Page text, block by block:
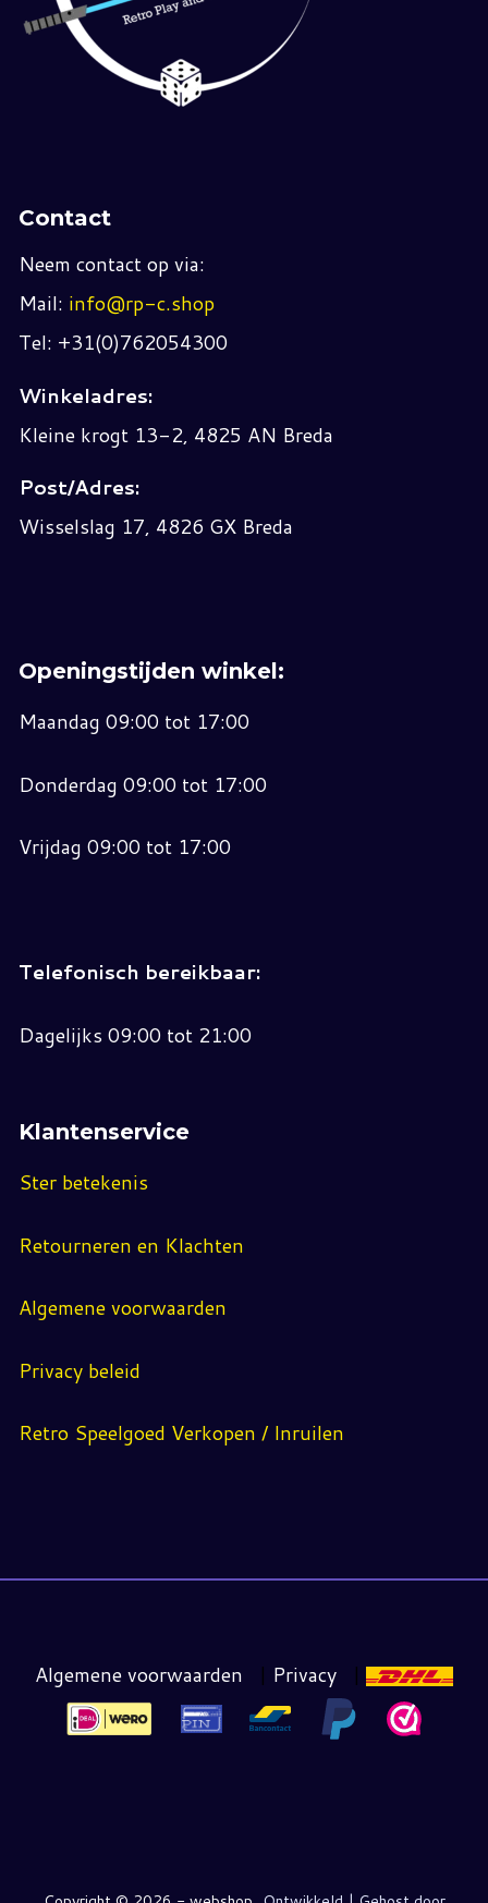
Contact
Neem contact op via:
Mail: info@rp-c.shop
Tel: +31(0)762054300
Winkeladres:
Kleine krogt 13-2, 4825 AN Breda
Post/Adres:
Wisselslag 17, 4826 GX Breda
Openingstijden winkel:
Maandag 09:00 tot 17:00
Donderdag 09:00 tot 17:00
Vrijdag 09:00 tot 17:00
Telefonisch bereikbaar:
Dagelijks 09:00 tot 21:00
Klantenservice
Ster betekenis
Retourneren en Klachten
Algemene voorwaarden
Privacy beleid
Retro Speelgoed Verkopen / Inruilen
Algemene voorwaarden | Privacy |